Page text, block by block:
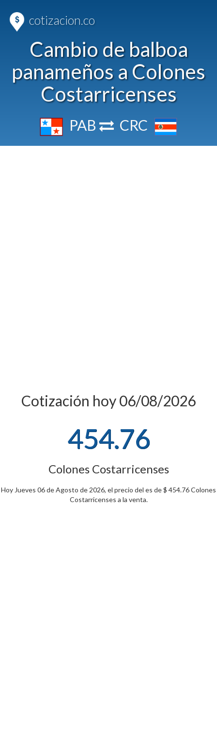
cotizacion.co
Cambio de balboa
panameños a Colones
Costarricenses
PAB CRC
Cotización hoy 06/08/2026
454.76
Colones Costarricenses
Hoy Jueves 06 de Agosto de 2026, el precio del es de $ 454.76 Colones
Costarricenses a la venta.